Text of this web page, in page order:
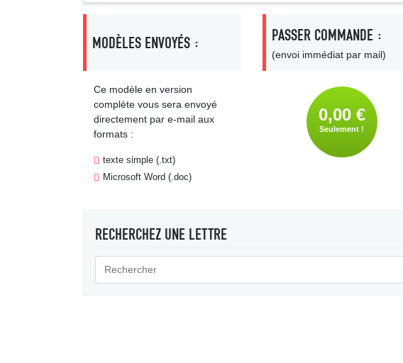
MODÈLES ENVOYÉS :
Ce modèle en version
complète vous sera envoyé
directement par e-mail aux
formats :
texte simple (.txt)
Microsoft Word (.doc)
PASSER COMMANDE :
(envoi immédiat par mail)
0,00 €
Seulement !
RECHERCHEZ UNE LETTRE